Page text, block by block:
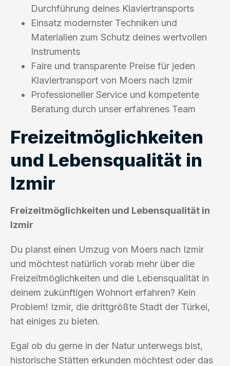
Durchführung deines Klaviertransports
Einsatz modernster Techniken und
Materialien zum Schutz deines wertvollen
Instruments
Faire und transparente Preise für jeden
Klaviertransport von Moers nach Izmir
Professioneller Service und kompetente
Beratung durch unser erfahrenes Team
Freizeitmöglichkeiten
und Lebensqualität in
Izmir
Freizeitmöglichkeiten und Lebensqualität in
Izmir
Du planst einen Umzug von Moers nach Izmir
und möchtest natürlich vorab mehr über die
Freizeitmöglichkeiten und die Lebensqualität in
deinem zukünftigen Wohnort erfahren? Kein
Problem! Izmir, die drittgrößte Stadt der Türkei,
hat einiges zu bieten.
Egal ob du gerne in der Natur unterwegs bist,
historische Stätten erkunden möchtest oder das